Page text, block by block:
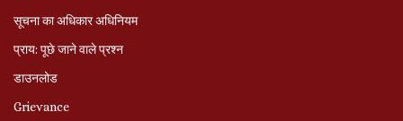
सूचना का अधिकार अधिनियम
प्राय: पूछे जाने वाले प्रश्‍न
डाउनलोड
Grievance